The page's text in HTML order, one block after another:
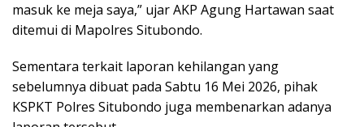
masuk ke meja saya,” ujar AKP Agung Hartawan saat
ditemui di Mapolres Situbondo.
Sementara terkait laporan kehilangan yang
sebelumnya dibuat pada Sabtu 16 Mei 2026, pihak
KSPKT Polres Situbondo juga membenarkan adanya